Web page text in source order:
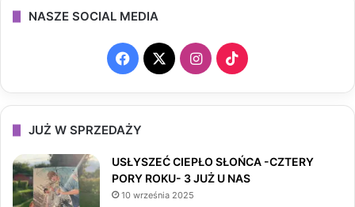
NASZE SOCIAL MEDIA
F
a
c
e
b
X
I
n
a
T
i
T
o
JUŻ W SPRZEDAŻY
USŁYSZEĆ CIEPŁO SŁOŃCA -CZTERY
PORY ROKU- 3 JUŻ U NAS
10 września 2025